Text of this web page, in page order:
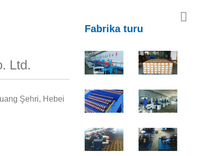
Ltd.
Şehri, Hebei
Fabrika turu